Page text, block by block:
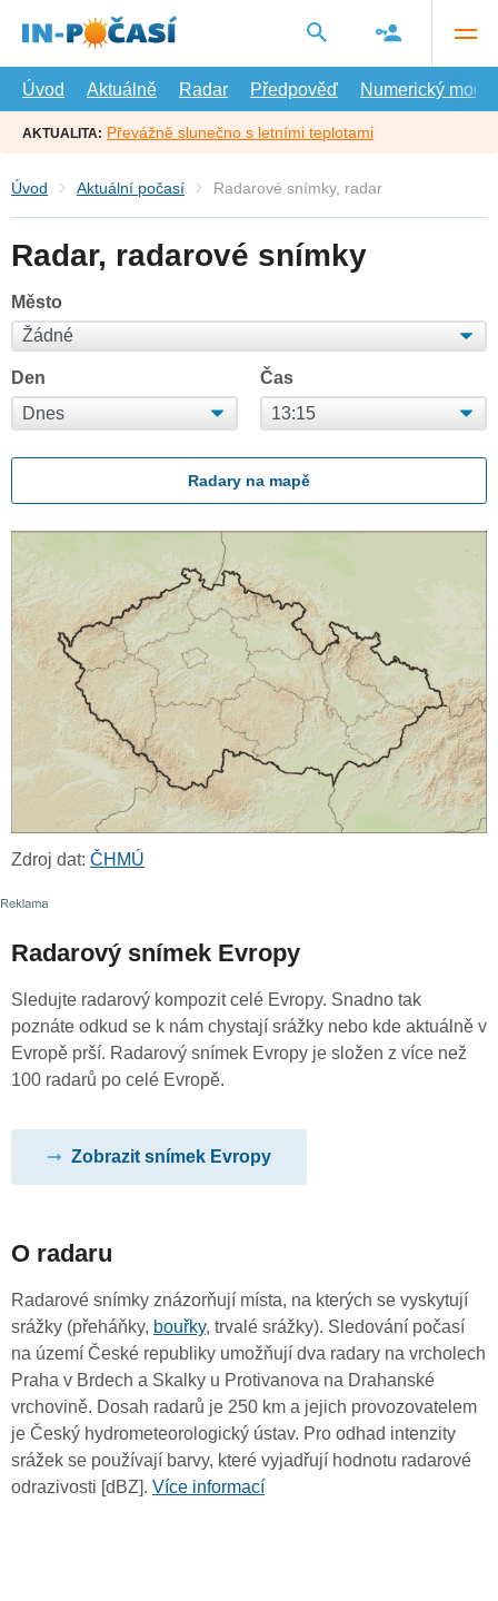
hlavní
Úvod
Aktuálně Radar Předpověď Numerický model
AKTUALITA: Převážně slunečno s letními teplotami
Úvod Aktuální počasí Radarové snímky, radar
Radar, radarové snímky
Město
Den Čas
Radary na mapě
Zdroj dat: ČHMÚ
Radarový snímek Evropy
Sledujte radarový kompozit celé Evropy. Snadno tak
poznáte odkud se k nám chystají srážky nebo kde aktuálně v
Evropě prší. Radarový snímek Evropy je složen z více než
100 radarů po celé Evropě.
Zobrazit snímek Evropy
O radaru
Radarové snímky znázorňují místa, na kterých se vyskytují
srážky (přeháňky, bouřky, trvalé srážky). Sledování počasí
na území České republiky umožňují dva radary na vrcholech
Praha v Brdech a Skalky u Protivanova na Drahanské
vrchovině. Dosah radarů je 250 km a jejich provozovatelem
je Český hydrometeorologický ústav. Pro odhad intenzity
srážek se používají barvy, které vyjadřují hodnotu radarové
odrazivosti [dBZ]. Více informací